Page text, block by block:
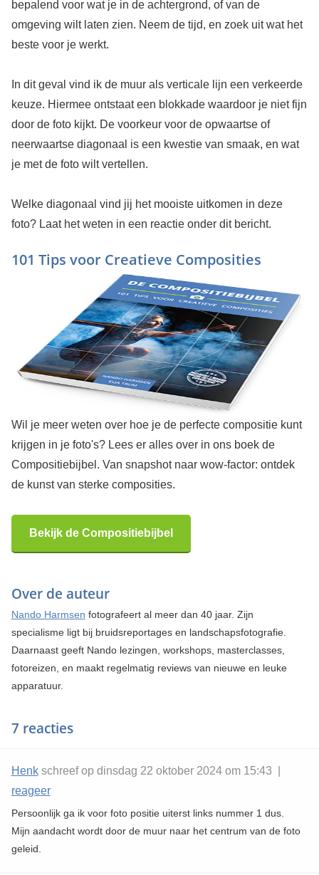
bepalend voor wat je in de achtergrond, of van de
omgeving wilt laten zien. Neem de tijd, en zoek uit wat het
beste voor je werkt.
In dit geval vind ik de muur als verticale lijn een verkeerde
keuze. Hiermee ontstaat een blokkade waardoor je niet fijn
door de foto kijkt. De voorkeur voor de opwaartse of
neerwaartse diagonaal is een kwestie van smaak, en wat
je met de foto wilt vertellen.
Welke diagonaal vind jij het mooiste uitkomen in deze
foto? Laat het weten in een reactie onder dit bericht.
101 Tips voor Creatieve Composities
Wil je meer weten over hoe je de perfecte compositie kunt
krijgen in je foto's? Lees er alles over in ons boek de
Compositiebijbel. Van snapshot naar wow-factor: ontdek
de kunst van sterke composities.
Bekijk de Compositiebijbel
Over de auteur
Nando Harmsen fotografeert al meer dan 40 jaar. Zijn
specialisme ligt bij bruidsreportages en landschapsfotografie.
Daarnaast geeft Nando lezingen, workshops, masterclasses,
fotoreizen, en maakt regelmatig reviews van nieuwe en leuke
apparatuur.
7 reacties
Henkschreef op dinsdag 22 oktober 2024 om 15:43 |
reageer
Persoonlijk ga ik voor foto positie uiterst links nummer 1 dus.
Mijn aandacht wordt door de muur naar het centrum van de foto
geleid.